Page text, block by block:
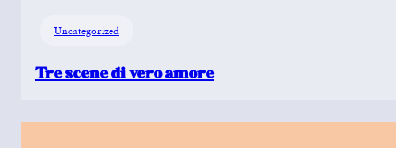
Uncategorized
Tre scene di vero amore